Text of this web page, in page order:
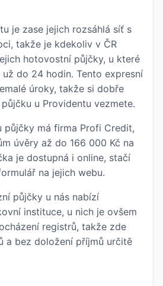
je zase jejich rozsáhlá síť s
takže je kdekoliv v ČR
hotovostní půjčky, u které
do 24 hodin. Tento expresní
úroky, takže si dobře
u Providentu vezmete.
půjčky má firma Profi Credit,
úvěry až do 166 000 Kč na
je dostupná i online, stačí
na jejich webu.
půjčky u nás nabízí
instituce, u nich je ovšem
registrů, takže zde
a bez doložení příjmů určitě